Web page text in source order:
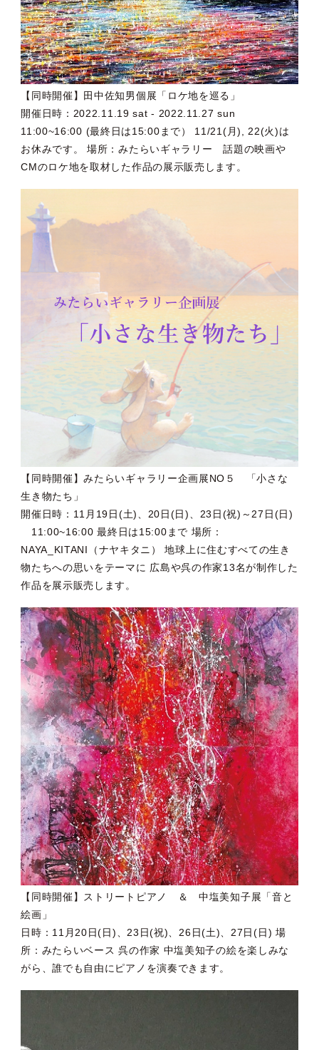
【同時開催】田中佐知男個展「ロケ地を巡る」
開催日時：2022.11.19 sat - 2022.11.27 sun
11:00~16:00 (最終日は15:00まで） 11/21(月), 22(火)は
お休みです。 場所：みたらいギャラリー 話題の映画や
CMのロケ地を取材した作品の展示販売します。
【同時開催】みたらいギャラリー企画展NO５ 「小さな
生き物たち」
開催日時：11月19日(土)、20日(日)、23日(祝)～27日(日)
11:00~16:00 最終日は15:00まで 場所：
NAYA_KITANI（ナヤキタニ） 地球上に住むすべての生き
物たちへの思いをテーマに 広島や呉の作家13名が制作した
作品を展示販売します。
【同時開催】ストリートピアノ ＆ 中塩美知子展「音と
絵画」
日時：11月20日(日)、23日(祝)、26日(土)、27日(日) 場
所：みたらいベース 呉の作家 中塩美知子の絵を楽しみな
がら、誰でも自由にピアノを演奏できます。